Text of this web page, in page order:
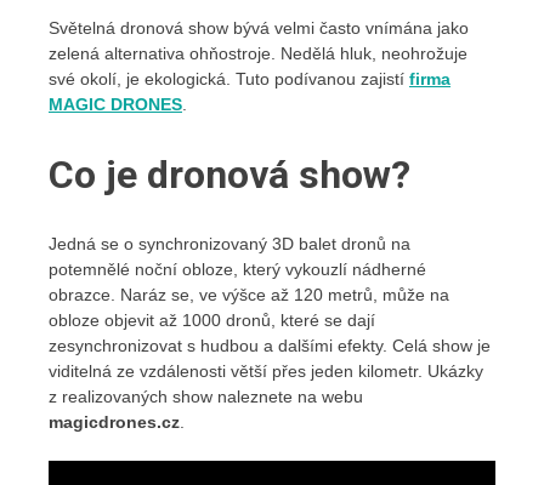
Světelná dronová show bývá velmi často vnímána jako
zelená alternativa ohňostroje. Nedělá hluk, neohrožuje
své okolí, je ekologická. Tuto podívanou zajistí firma
MAGIC DRONES.
Co je dronová show?
Jedná se o synchronizovaný 3D balet dronů na
potemnělé noční obloze, který vykouzlí nádherné
obrazce. Naráz se, ve výšce až 120 metrů, může na
obloze objevit až 1000 dronů, které se dají
zesynchronizovat s hudbou a dalšími efekty. Celá show je
viditelná ze vzdálenosti větší přes jeden kilometr. Ukázky
z realizovaných show naleznete na webu
magicdrones.cz.